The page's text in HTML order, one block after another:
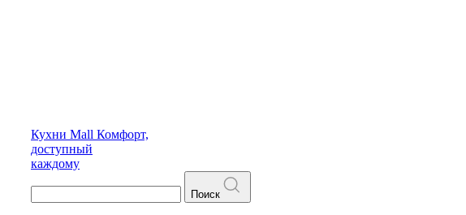
Кухни Mall Комфорт,
доступный
каждому
Поиск